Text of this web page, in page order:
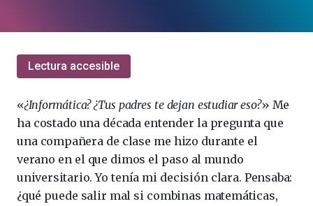
Lectura accesible
«¿Informática? ¿Tus padres te dejan estudiar eso?» Me
ha costado una década entender la pregunta que
una compañera de clase me hizo durante el
verano en el que dimos el paso al mundo
universitario. Yo tenía mi decisión clara. Pensaba:
¿qué puede salir mal si combinas matemáticas,